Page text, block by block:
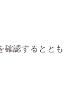
確認するととも